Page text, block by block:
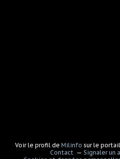
Voir le profil deMilinfo sur le
Contact
Signaler un